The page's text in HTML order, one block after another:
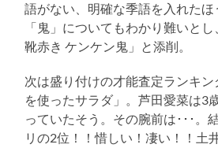
語がない、明確な季語を入れたほ
「鬼」についてもわかり難いと
靴赤き ケンケン鬼」と添削。
次は盛り付けの才能査定ランキ
を使ったサラダ」。芦田愛菜は3
っていたそう。その腕前は･･･。
リの2位！！惜しい！凄い！！土